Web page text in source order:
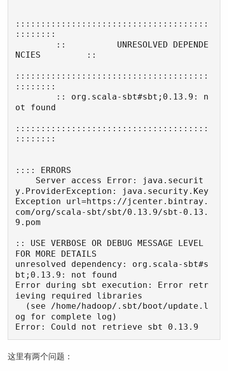
::::::::::::::::::::::::::::::::::::::
::::::::
NCIES         ::
::::::::::::::::::::::::::::::::::::::
::::::::
ot found
::::::::::::::::::::::::::::::::::::::
::::::::
:::: ERRORS
y.ProviderException: java.security.Key
Exception url=https://jcenter.bintray.
com/org/scala-sbt/sbt/0.13.9/sbt-0.13.
9.pom
:: USE VERBOSE OR DEBUG MESSAGE LEVEL
FOR MORE DETAILS
unresolved dependency: org.scala-sbt#s
bt;0.13.9: not found
Error during sbt execution: Error retr
ieving required libraries
og for complete log)
这里有两个问题：